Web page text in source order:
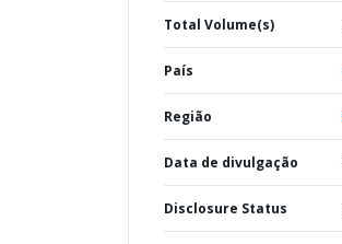
Total Volume(s)
País
Região
Data de divulgação
Disclosure Status